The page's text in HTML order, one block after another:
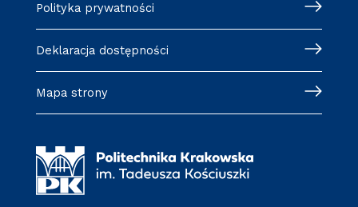
Polityka prywatności
Deklaracja dostępności
Mapa strony